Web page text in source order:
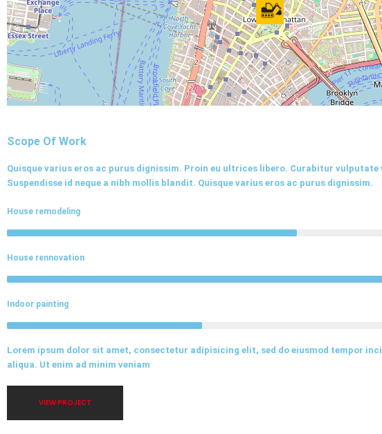
Scope Of Work
Quisque varius eros ac purus dignissim. Proin eu ultrices libero. Curabitur vulputate
Suspendisse id neque a nibh mollis blandit. Quisque varius eros ac purus dignissim.
House remodeling
House rennovation
Indoor painting
Lorem ipsum dolor sit amet, consectetur adipisicing elit, sed do eiusmod tempor
aliqua. Ut enim ad minim veniam
VIEW PROJECT